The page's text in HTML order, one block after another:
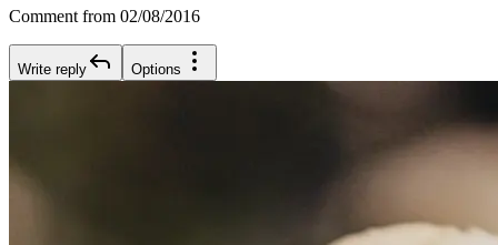
Comment from 02/08/2016
Write reply Options